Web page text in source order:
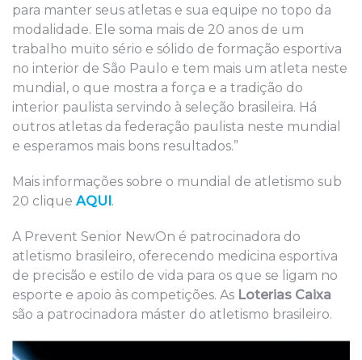
para manter seus atletas e sua equipe no topo da
modalidade. Ele soma mais de 20 anos de um
trabalho muito sério e sólido de formação esportiva
no interior de São Paulo e tem mais um atleta neste
mundial, o que mostra a força e a tradição do
interior paulista servindo à seleção brasileira. Há
outros atletas da federação paulista neste mundial
e esperamos mais bons resultados.”
Mais informações sobre o mundial de atletismo sub
20 clique AQUI .
A Prevent Senior NewOn é patrocinadora do
atletismo brasileiro, oferecendo medicina esportiva
de precisão e estilo de vida para os que se ligam no
esporte e apoio às competições. As Loterias Caixa
são a patrocinadora máster do atletismo brasileiro.